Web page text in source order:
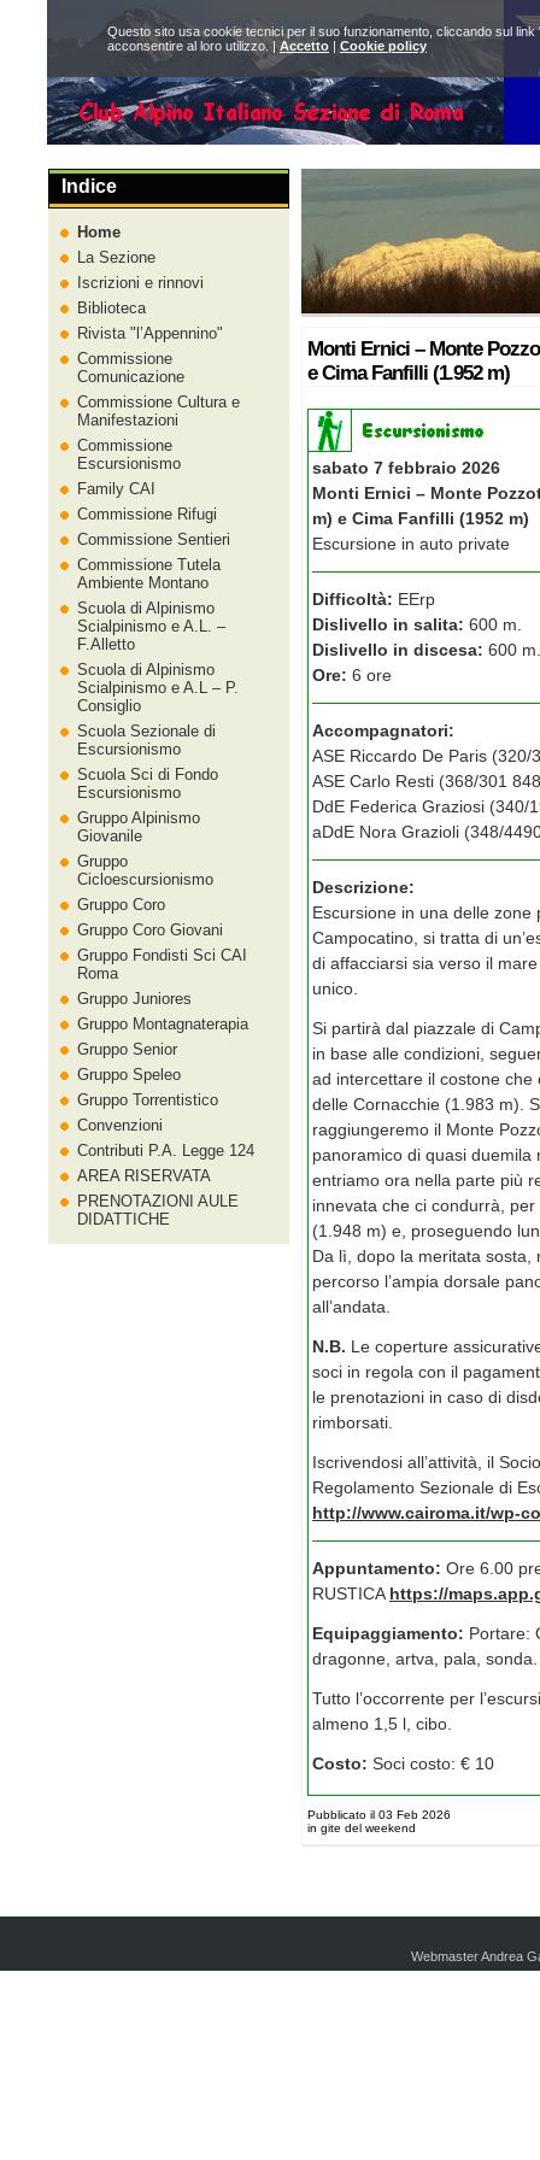
Monti Ernici – Monte
e Cima Fanfilli (1.952 m)
sabato 7 febbraio 2026
Monti Ernici – Monte
m) e Cima Fanfilli (1952 m)
Escursione in auto private
Difficoltà: EErp
Dislivello in salita: 600 m.
Dislivello in discesa: 600 m.
Ore: 6 ore
Accompagnatori:
ASE Riccardo De Paris (320/
ASE Carlo Resti (368/301
DdE Federica Graziosi (340/
aDdE Nora Grazioli (348/
Descrizione:
Escursione in una delle
Campocatino, si tratta di
di affacciarsi sia verso il
unico.
Si partirà dal piazzale di
in base alle condizioni,
ad intercettare il costone che
delle Cornacchie (1.983 m).
raggiungeremo il Monte
panoramico di quasi duemila
entriamo ora nella parte più
innevata che ci condurrà, per
(1.948 m) e, proseguendo
Da lì, dopo la meritata
percorso l’ampia dorsale
all’andata.
N.B. Le coperture
soci in regola con il
le prenotazioni in caso di
rimborsati.
Iscrivendosi all’attività, il
Regolamento Sezionale di
http://www.cairoma.it/wp-
Appuntamento: Ore 6.00
RUSTICA https://
Equipaggiamento: Portare:
dragonne, artva, pala, sonda.
Tutto l’occorrente per
almeno 1,5 l, cibo.
Costo: Soci costo: € 10
Pubblicato il 03 Feb 2026
in gite del weekend
Indice
Home
La Sezione
Iscrizioni e rinnovi
Biblioteca
Rivista
l’Appennino
Commissione
Comunicazione
Commissione Cultura e
Manifestazioni
Commissione
Escursionismo
Family CAI
Commissione Rifugi
Commissione Sentieri
Commissione Tutela
Ambiente Montano
Scuola di Alpinismo
Scialpinismo e A.L. –
F.Alletto
Scuola di Alpinismo
Scialpinismo e A.L – P.
Consiglio
Scuola Sezionale di
Escursionismo
Scuola Sci di Fondo
Escursionismo
Gruppo Alpinismo
Giovanile
Gruppo
Cicloescursionismo
Gruppo Coro
Gruppo Coro Giovani
Gruppo Fondisti Sci CAI
Roma
Gruppo Juniores
Gruppo Montagnaterapia
Gruppo Senior
Gruppo Speleo
Gruppo Torrentistico
Convenzioni
Contributi P.A. Legge 124
AREA RISERVATA
PRENOTAZIONI AULE
DIDATTICHE
Questo sito usa cookie tecnici per il suo funzionamento, cliccando sul
acconsentire al loro utilizzo. |Accetto | Cookie policy
Webmaster Andrea